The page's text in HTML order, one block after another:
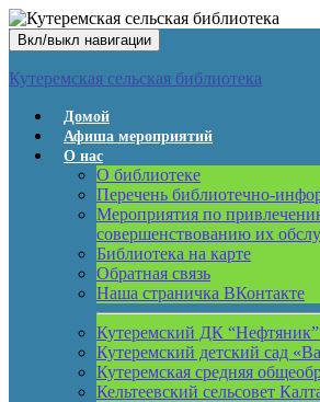
Вкл/выкл навигации
Кутеремская сельская библиотека
Домой
Афиша мероприятий
О нас
О библиотеке
Перечень библиотечно-
Мероприятия по
совершенствованию их
Библиотека на карте
Обратная связь
Наша страничка ВКонтакте
Кутеремский ДК
Кутеремский детский сад
Кутеремская средняя
Кельтеевский сельсовет